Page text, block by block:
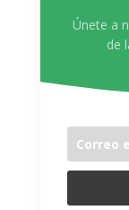
Únete a
de